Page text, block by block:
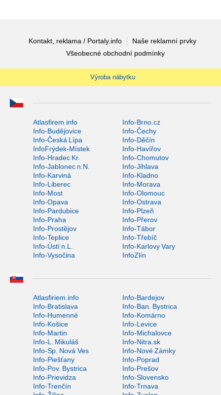
Kontakt, reklama / Portaly.info
Naše reklamní prvky
Všeobecné obchodní podmínky
Výroba nábytku
Atlasfirem.info
Info-Brno.cz
Info-Budějovice
Info-Čechy
Info-Česká Lípa
Info-Děčín
InfoFrýdek-Místek
Info-Havířov
Info-Hradec Kr.
Info-Chomutov
Info-Jablonec n.N.
Info-Jihlava
Info-Karviná
Info-Kladno
Info-Liberec
Info-Morava
Info-Most
Info-Olomouc
Info-Opava
Info-Ostrava
Info-Pardubice
Info-Plzeň
Info-Praha
Info-Přerov
Info-Prostějov
Info-Tábor
Info-Teplice
Info-Třebíč
Info-Ústí n.L.
Info-Karlovy Vary
Info-Vysočina
InfoZlín
Atlasfiriem.info
Info-Bardejov
Info-Bratislava
Info-Ban. Bystrica
Info-Humenné
Info-Komárno
Info-Košice
Info-Levice
Info-Martin
Info-Michalovce
Info-L. Mikuláš
Info-Nitra.sk
Info-Sp. Nová Ves
Info-Nové Zámky
Info-Piešťany
Info-Poprad
Info-Pov. Bystrica
Info-Prešov
Info-Prievidza
Info-Slovensko
Info-Trenčín
Info-Trnava